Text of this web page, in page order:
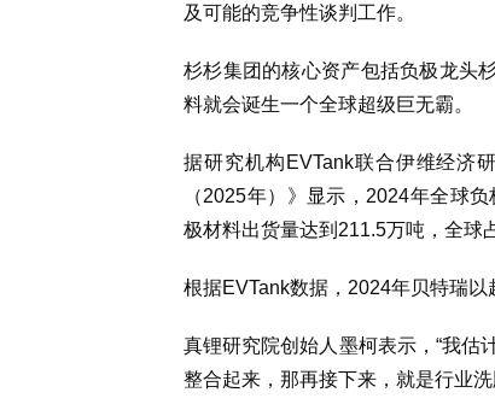
及可能的竞争性谈判工作。
杉杉集团的核心资产包括负极龙头
料就会诞生一个全球超级巨无霸。
据研究机构EVTank联合伊维经济
（2025年）》显示，2024年全球
极材料出货量达到211.5万吨，全球
根据EVTank数据，2024年贝特瑞以
真锂研究院创始人墨柯表示，“我估
整合起来，那再接下来，就是行业